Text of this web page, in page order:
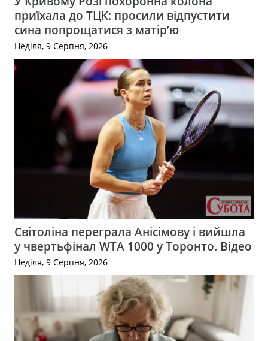
приїхала до ТЦК: просили відпустити
сина попрощатися з матір’ю
Неділя, 9 Серпня, 2026
Світоліна переграла Анісімову і вийшла
у чвертьфінал WTA 1000 у Торонто. Відео
Неділя, 9 Серпня, 2026